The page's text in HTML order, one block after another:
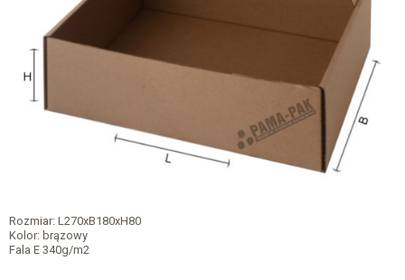
Rozmiar: L270xB180xH80
Kolor: brązowy
Fala E 340g/m2